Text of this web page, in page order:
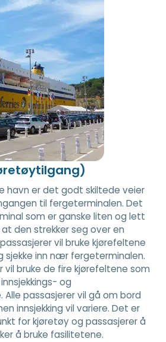
havn er det godt skiltede veier
til fergeterminalen. Det
som er ganske liten og lett
den strekker seg over en
vil bruke kjørefeltene
inn nær fergeterminalen.
vil bruke de fire kjørefeltene som
og
passasjerer vil gå om bord
innsjekking vil variere. Det er
for kjøretøy og passasjerer å
å bruke fasilitetene.